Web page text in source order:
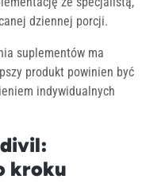
dziennej porcji.
suplementów ma
produkt powinien być
indywidualnych
kroku